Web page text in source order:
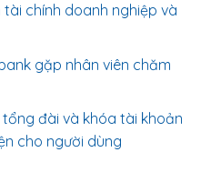
chính doanh nghiệp và
gặp nhân viên chăm
đài và khóa tài khoản
cho người dùng